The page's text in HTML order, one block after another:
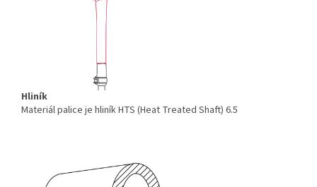
Hliník
Materiál palice je hliník HTS (Heat Treated Shaft) 6.5